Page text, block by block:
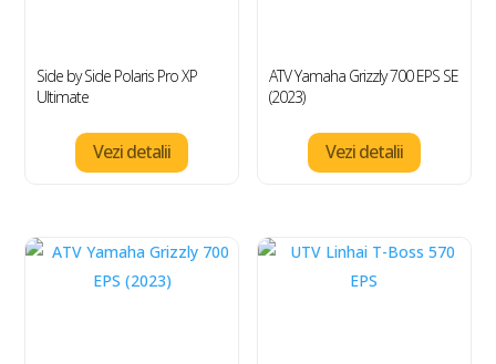
Side by Side Polaris Pro XP
Ultimate
Vezi detalii
ATV Yamaha Grizzly 700 EPS SE
(2023)
Vezi detalii